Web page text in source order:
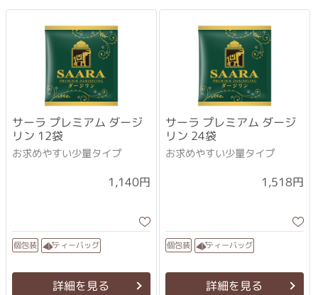
サーラ プレミアム ダージ
リン 12袋
お求めやすい少量タイプ
1,140円
個包装 ティーバッグ
詳細を見る
サーラ プレミアム ダージ
リン 24袋
お求めやすい少量タイプ
1,518円
個包装 ティーバッグ
詳細を見る